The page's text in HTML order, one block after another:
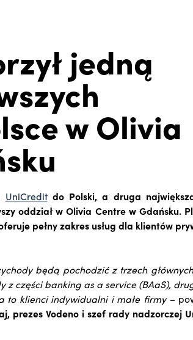
jedną
w Olivia
UniCreditdo Polski, a druga
oddział w Olivia Centre w Gdańsku.
pełny zakres usług dla klientów
będą pochodzić z trzech
części banking as a service (BAaS),
to klienci indywidualni i małe firmy –
prezes Vodeno i szef rady nadzorczej